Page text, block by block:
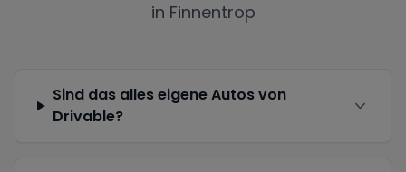
in Finnentrop
Sind das alles eigene Autos von
Drivable?